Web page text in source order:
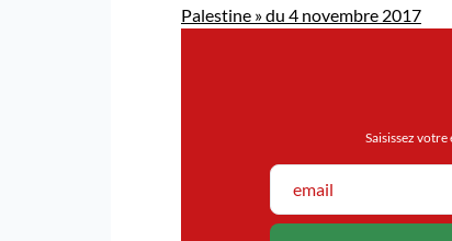
Palestine » du 4 novembre 2017
Saisissez